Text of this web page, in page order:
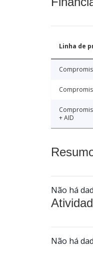
Linha de
+ AID
Não há
Não há